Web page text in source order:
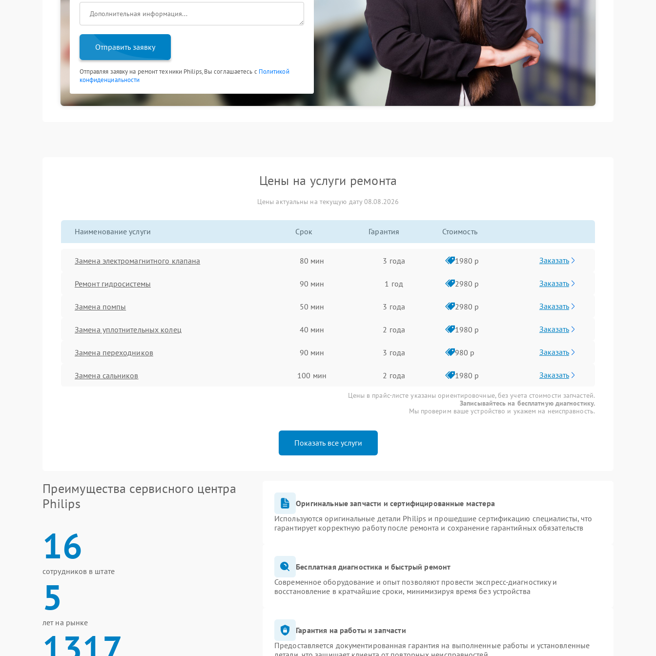
Отправить заявку
Отправляя заявку на ремонт техники Philips, Вы соглашаетесь с Политикой
конфиденциальности
Цены на услуги ремонта
Цены актуальны на текущую дату 08.08.2026
Наименование услуги Срок Гарантия Стоимость
Замена электромагнитного клапана 80 мин 3 года 1980 р Заказать
Ремонт гидросистемы 90 мин 1 год 2980 р Заказать
Замена помпы 50 мин 3 года 2980 р Заказать
Замена уплотнительных колец 40 мин 2 года 1980 р Заказать
Замена переходников 90 мин 3 года 980 р Заказать
Замена сальников 100 мин 2 года 1980 р Заказать
Цены в прайс-листе указаны ориентировочные, без учета стоимости запчастей.
Записывайтесь на бесплатную диагностику.
Мы проверим ваше устройство и укажем на неисправность.
Показать все услуги
Преимущества сервисного центра
Philips
16
сотрудников в штате
5
лет на рынке
Оригинальные запчасти и сертифицированные мастера
Используются оригинальные детали Philips и прошедшие сертификацию специалисты, что
гарантирует корректную работу после ремонта и сохранение гарантийных обязательств
Бесплатная диагностика и быстрый ремонт
Современное оборудование и опыт позволяют провести экспресс-диагностику и
восстановление в кратчайшие сроки, минимизируя время без устройства
Гарантия на работы и запчасти
Предоставляется документированная гарантия на выполненные работы и установленные